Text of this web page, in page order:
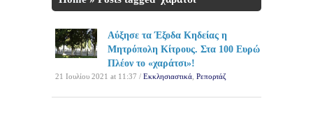
Αύξησε τα Έξοδα Κηδείας η
Μητρόπολη Κίτρους. Στα 100 Ευρώ
Πλέον το «χαράτσι»!
21 Ιουλίου 2021 at 11:37 / Εκκλησιαστικά Ρεπορτάζ